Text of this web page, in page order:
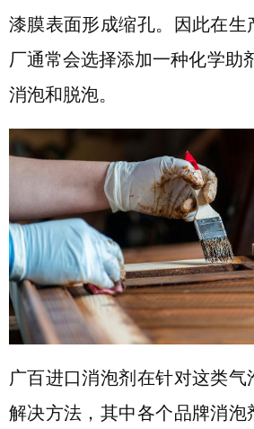
漆膜表面形成缩孔。
因此在生
厂通常会选择添加一种化学助
消泡和脱泡。
广百进口消泡剂在针对这类气
解决方法，其中各个品牌消泡